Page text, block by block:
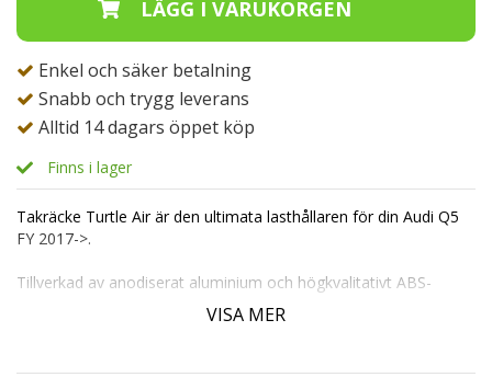
Enkel och säker betalning
Snabb och trygg leverans
Alltid 14 dagars öppet köp
Finns i lager
Takräcke Turtle Air är den ultimata lasthållaren för din Audi Q5
FY 2017->.
Tillverkad av anodiserat aluminium och högkvalitativt ABS-
plastfästen, är detta takräcke byggt för att hålla i många år
cykelställ och andra lasthållare. Monteringen är en lek utan
VISA MER